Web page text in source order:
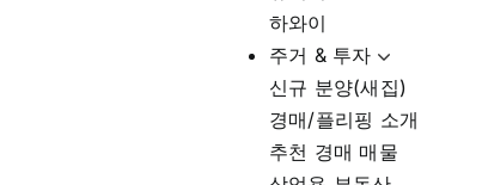
하와이
주거 & 투자
신규 분양(새집)
경매/플리핑 소개
추천 경매 매물